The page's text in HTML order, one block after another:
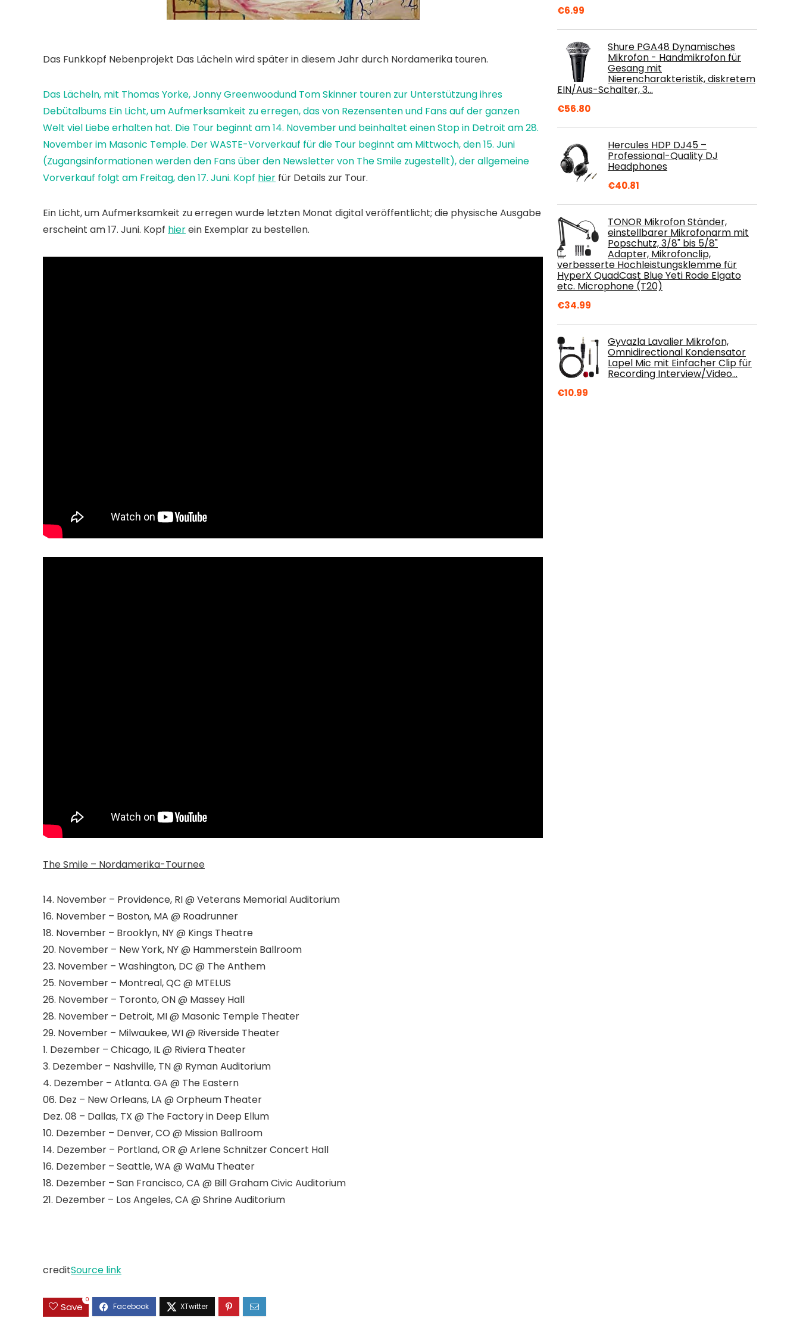
Das Funkkopf Nebenprojekt Das Lächelnwird später in diesem Jahr durch Nordamerika touren.
Das Lächeln, mit Thomas Yorke,Jonny Greenwoodund Tom Skinner touren zur Unterstützung ihres
Debütalbums Ein Licht, um Aufmerksamkeit zu erregen, das von Rezensenten und Fans auf der ganzen
Welt viel Liebe erhalten hat. Die Tour beginnt am 14. November und beinhaltet einen Stop in Detroit am 28.
November im Masonic Temple. Der WASTE-Vorverkauf für die Tour beginnt am Mittwoch, den 15. Juni
(Zugangsinformationen werden den Fans über den Newsletter von The Smile zugestellt), der allgemeine
Vorverkauf folgt am Freitag, den 17. Juni. Kopf hier für Details zur Tour.
Ein Licht, um Aufmerksamkeit zu erregenwurde letzten Monat digital veröffentlicht; die physische Ausgabe
erscheint am 17. Juni. Kopf hierein Exemplar zu bestellen.
The Smile – Nordamerika-Tournee
14. November – Providence, RI @ Veterans Memorial Auditorium
16. November – Boston, MA @ Roadrunner
18. November – Brooklyn, NY @ Kings Theatre
20. November – New York, NY @ Hammerstein Ballroom
23. November – Washington, DC @ The Anthem
25. November – Montreal, QC @ MTELUS
26. November – Toronto, ON @ Massey Hall
28. November – Detroit, MI @ Masonic Temple Theater
29. November – Milwaukee, WI @ Riverside Theater
1. Dezember – Chicago, IL @ Riviera Theater
3. Dezember – Nashville, TN @ Ryman Auditorium
4. Dezember – Atlanta. GA @ The Eastern
06. Dez – New Orleans, LA @ Orpheum Theater
Dez. 08 – Dallas, TX @ The Factory in Deep Ellum
10. Dezember – Denver, CO @ Mission Ballroom
14. Dezember – Portland, OR @ Arlene Schnitzer Concert Hall
16. Dezember – Seattle, WA @ WaMu Theater
18. Dezember – San Francisco, CA @ Bill Graham Civic Auditorium
21. Dezember – Los Angeles, CA @ Shrine Auditorium
creditSource link
Save
0
€6.99
Shure PGA48 Dynamisches
Mikrofon - Handmikrofon für
Gesang mit
Nierencharakteristik, diskretem
EIN/Aus-Schalter, 3…
€56.80
Hercules HDP DJ45 –
Professional-Quality DJ
Headphones
€40.81
TONOR Mikrofon Ständer,
einstellbarer Mikrofonarm mit
Popschutz, 3/8" bis 5/8"
Adapter, Mikrofonclip,
verbesserte Hochleistungsklemme für
HyperX QuadCast Blue Yeti Rode Elgato
etc. Microphone (T20)
€34.99
Gyvazla Lavalier Mikrofon,
Omnidirectional Kondensator
Lapel Mic mit Einfacher Clip für
Recording Interview/Video…
€10.99